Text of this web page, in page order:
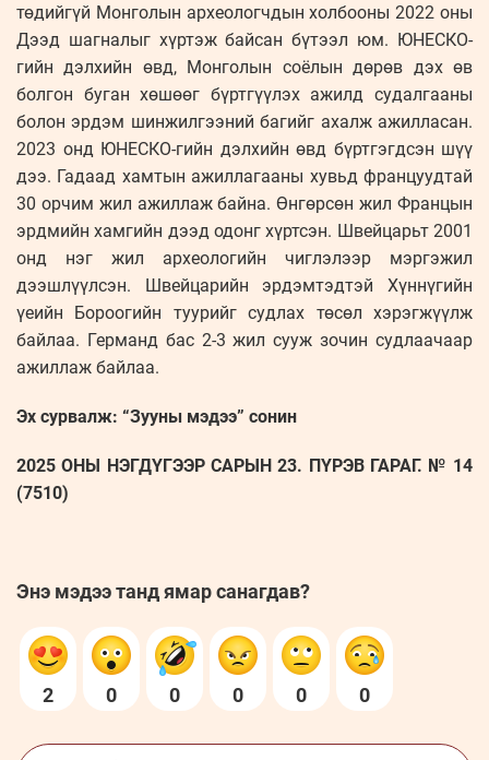
төдийгүй Монголын археологчдын холбооны 2022 оны
Дээд шагналыг хүртэж байсан бүтээл юм. ЮНЕСКО-
гийн дэлхийн өвд, Монголын соёлын дөрөв дэх өв
болгон буган хөшөөг бүртгүүлэх ажилд судалгааны
болон эрдэм шинжилгээний багийг ахалж ажилласан.
2023 онд ЮНЕСКО-гийн дэлхийн өвд бүртгэгдсэн шүү
дээ. Гадаад хамтын ажиллагааны хувьд француудтай
30 орчим жил ажиллаж байна. Өнгөрсөн жил Францын
эрдмийн хамгийн дээд одонг хүртсэн. Швейцарьт 2001
онд нэг жил археологийн чиглэлээр мэргэжил
дээшлүүлсэн. Швейцарийн эрдэмтэдтэй Хүннүгийн
үеийн Бороогийн туурийг судлах төсөл хэрэгжүүлж
байлаа. Германд бас 2-3 жил сууж зочин судлаачаар
ажиллаж байлаа.
Эх сурвалж: “Зууны мэдээ” сонин
2025 ОНЫ НЭГДҮГЭЭР САРЫН 23. ПҮРЭВ ГАРАГ. № 14
(7510)
Энэ мэдээ танд ямар санагдав?
2 0 0 0 0 0